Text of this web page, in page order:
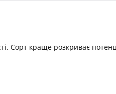
Сорт краще розкриває